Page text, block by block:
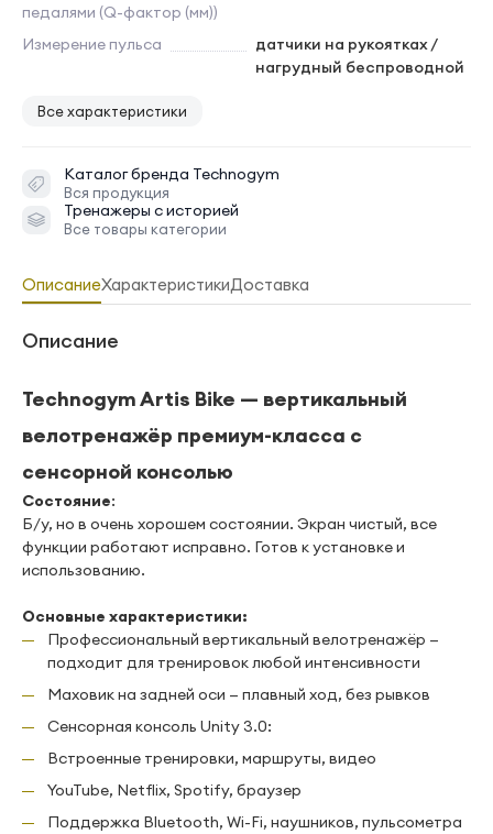
педалями (Q-фактор (мм))
Измерение пульса
датчики на рукоятках /
нагрудный беспроводной
Все характеристики
Каталог бренда Technogym
Вся продукция
Тренажеры с историей
Все товары категории
ОписаниеХарактеристикиДоставка
Описание
Technogym Artis Bike — вертикальный
велотренажёр премиум-класса с
сенсорной консолью
Состояние:
Б/у, но в очень хорошем состоянии. Экран чистый, все
функции работают исправно. Готов к установке и
использованию.
Основные характеристики:
Профессиональный вертикальный велотренажёр —
подходит для тренировок любой интенсивности
Маховик на задней оси — плавный ход, без рывков
Сенсорная консоль Unity 3.0:
Встроенные тренировки, маршруты, видео
YouTube, Netflix, Spotify, браузер
Поддержка Bluetooth, Wi-Fi, наушников, пульсометра